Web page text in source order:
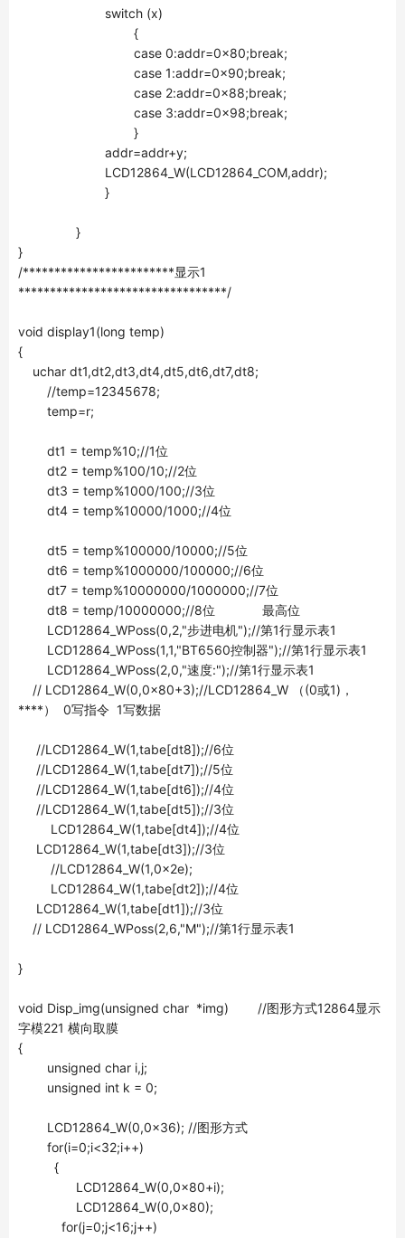
switch (x)
{
case 0:addr=0x80;break;
case 1:addr=0x90;break;
case 2:addr=0x88;break;
case 3:addr=0x98;break;
}
addr=addr+y;
LCD12864_W(LCD12864_COM,addr);
}
}
}
/************************显示1
*********************************/
void display1(long temp)
{
uchar dt1,dt2,dt3,dt4,dt5,dt6,dt7,dt8;
//temp=12345678;
temp=r;
dt1 = temp%10;//1位
dt2 = temp%100/10;//2位
dt3 = temp%1000/100;//3位
dt4 = temp%10000/1000;//4位
dt5 = temp%100000/10000;//5位
dt6 = temp%1000000/100000;//6位
dt7 = temp%10000000/1000000;//7位
dt8 = temp/10000000;//8位 最高位
LCD12864_WPoss(0,2,"步进电机");//第1行显示表1
LCD12864_WPoss(1,1,"BT6560控制器");//第1行显示表1
LCD12864_WPoss(2,0,"速度:");//第1行显示表1
// LCD12864_W(0,0x80+3);//LCD12864_W （(0或1)，
****） 0写指令 1写数据
//LCD12864_W(1,tabe[dt8]);//6位
//LCD12864_W(1,tabe[dt7]);//5位
//LCD12864_W(1,tabe[dt6]);//4位
//LCD12864_W(1,tabe[dt5]);//3位
LCD12864_W(1,tabe[dt4]);//4位
LCD12864_W(1,tabe[dt3]);//3位
//LCD12864_W(1,0x2e);
LCD12864_W(1,tabe[dt2]);//4位
LCD12864_W(1,tabe[dt1]);//3位
// LCD12864_WPoss(2,6,"M");//第1行显示表1
}
void Disp_img(unsigned char *img) //图形方式12864显示
字模221 横向取膜
{
unsigned char i,j;
unsigned int k = 0;
LCD12864_W(0,0x36); //图形方式
for(i=0;i<32;i++)
{
LCD12864_W(0,0x80+i);
LCD12864_W(0,0x80);
for(j=0;j<16;j++)